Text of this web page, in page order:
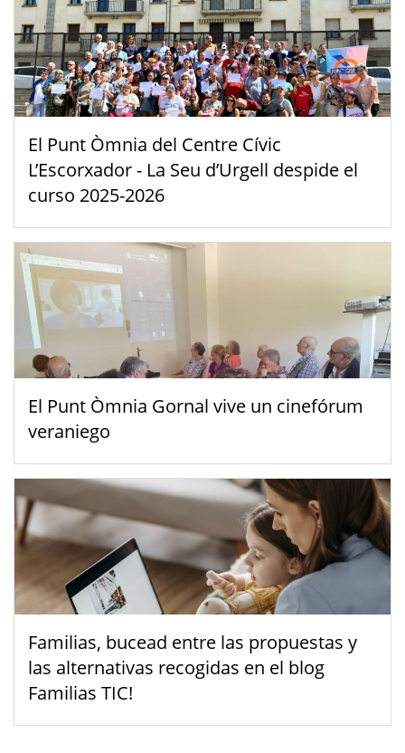
El Punt Òmnia del Centre Cívic
L’Escorxador - La Seu d’Urgell despide el
curso 2025-2026
El Punt Òmnia Gornal vive un cinefórum
veraniego
Familias, bucead entre las propuestas y
las alternativas recogidas en el blog
Familias TIC!